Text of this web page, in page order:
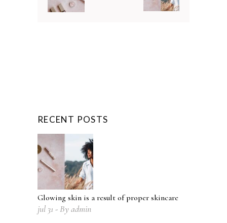
RECENT POSTS
Glowing skin is a result of proper skincare
jul 31 Byadmin